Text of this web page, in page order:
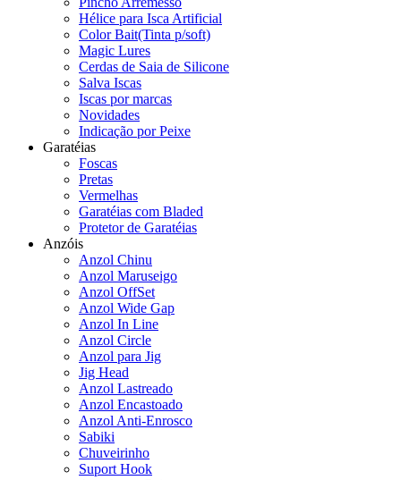
Hélice para Isca Artificial
Color Bait(Tinta p/soft)
Magic Lures
Cerdas de Saia de Silicone
Salva Iscas
Iscas por marcas
Novidades
Indicação por Peixe
Garatéias
Foscas
Pretas
Vermelhas
Garatéias com Bladed
Protetor de Garatéias
Anzóis
Anzol Chinu
Anzol Maruseigo
Anzol OffSet
Anzol Wide Gap
Anzol In Line
Anzol Circle
Anzol para Jig
Jig Head
Anzol Lastreado
Anzol Encastoado
Anzol Anti-Enrosco
Sabiki
Chuveirinho
Suport Hook